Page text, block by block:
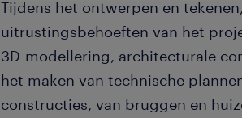
Tijdens het ontwerpen en
uitrustingsbehoeften van het
3D-modellering, architecturale
het maken van technische
constructies, van bruggen en